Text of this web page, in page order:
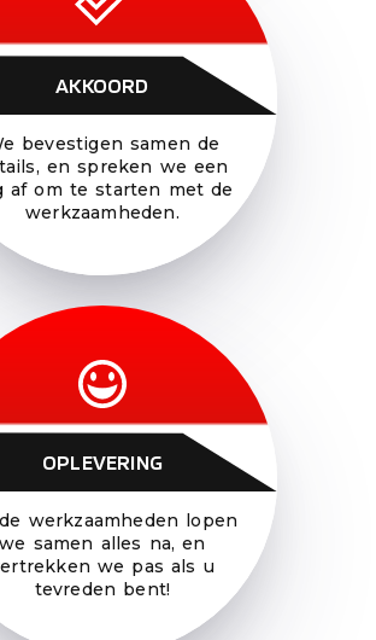
AKKOORD
bevestigen samen de
en spreken we een
af om te starten met de
werkzaamheden.
OPLEVERING
werkzaamheden lopen
we samen alles na, en
we pas als u
tevreden bent!